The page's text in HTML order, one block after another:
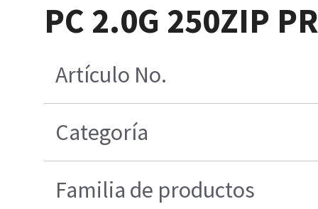
PC 2.0G 250ZIP
Artículo No.
Categoría
Familia de productos